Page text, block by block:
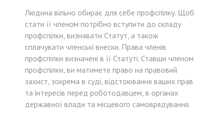
Людина вільно обирає для себе профспілку. Щоб
стати її членом потрібно вступити до складу
профспілки, визнавати Статут, а також
сплачувати членські внески. Права членів
профспілки визначені в її Статуті. Ставши членом
профспілки, ви матимете право на правовий
захист, зокрема в суді, відстоювання ваших прав
та інтересів перед роботодавцем, в органах
державної влади та місцевого самоврядування.